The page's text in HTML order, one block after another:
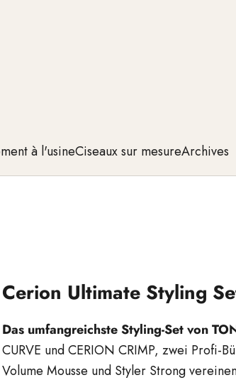
à l'usineCiseaux sur mesureArchives
Cerion Ultimate Styling
Das umfangreichste Styling-Set von
CURVE und CERION CRIMP, zwei Profi-
Volume Mousse und Styler Strong